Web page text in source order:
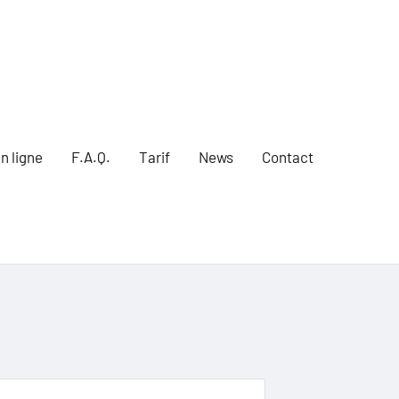
ligne F.A.Q. Tarif News Contact